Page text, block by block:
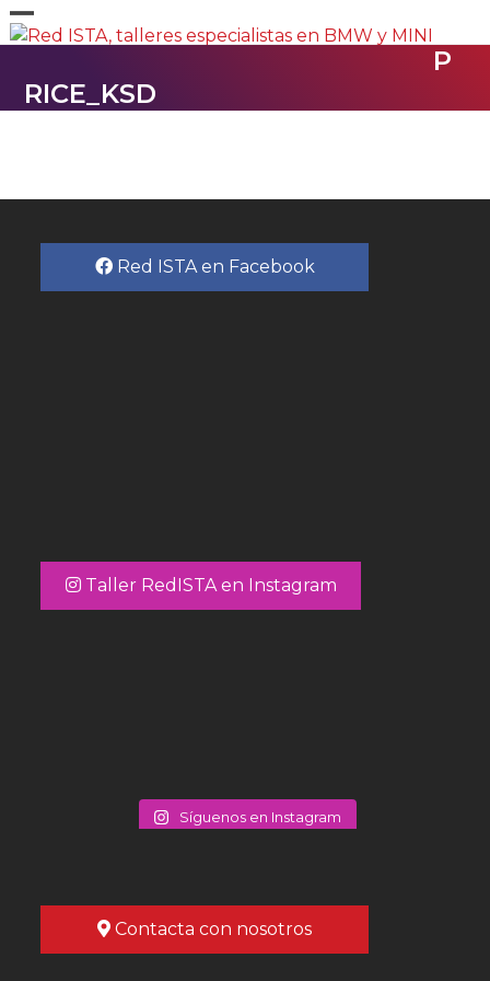
Skip
toOpen
menu
Close
menu
P
RICE_KSD
Red ISTA en Facebook
Taller RedISTA en Instagram
Síguenos en Instagram
Contacta con nosotros